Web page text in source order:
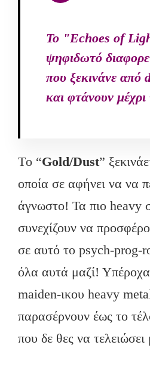
Το "Echoes of
ψηφιδωτό
που ξεκινάνε από
και φτάνουν
Τo “Gold/Dust”
οποία σε αφήνει να να
άγνωστο! Τα πιο heavy
συνεχίζουν να
σε αυτό το psych-prog-
όλα αυτά μαζί!
maiden-ικου heavy
παρασέρνουν έως το
που δε θες να τελειώσει